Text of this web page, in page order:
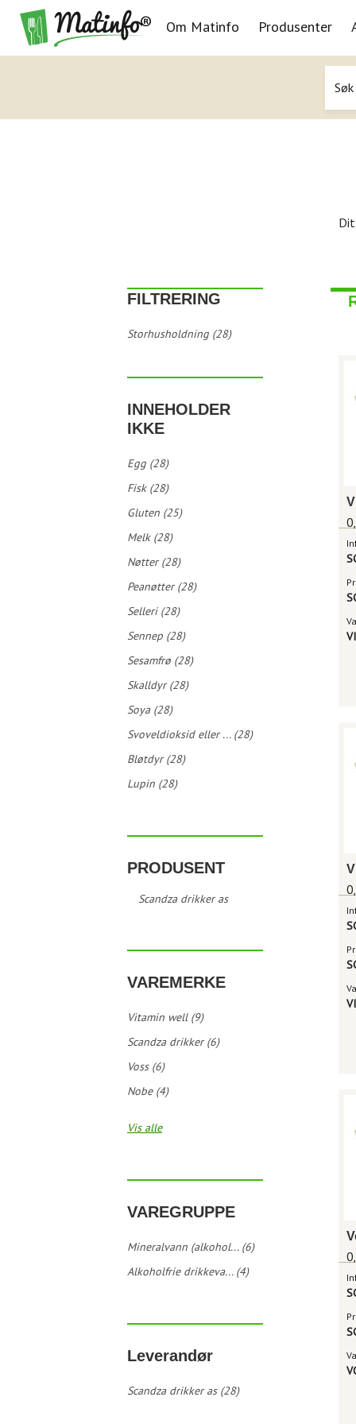
Navigasjon
Om Matinfo Produsenter
FILTRERING
Storhusholdning (28)
INNEHOLDER
IKKE
Egg (28)
Fisk (28)
Gluten (25)
Melk (28)
Nøtter (28)
Peanøtter (28)
Selleri (28)
Sennep (28)
Sesamfrø (28)
Skalldyr (28)
Soya (28)
Svoveldioksid eller ... (28)
Bløtdyr (28)
Lupin (28)
PRODUSENT
Scandza drikker as
VAREMERKE
Vitamin well (9)
Scandza drikker (6)
Voss (6)
Nobe (4)
Vis alle
VAREGRUPPE
Mineralvann (alkohol... (6)
Alkoholfrie drikkeva... (4)
Leverandør
Scandza drikker as (28)